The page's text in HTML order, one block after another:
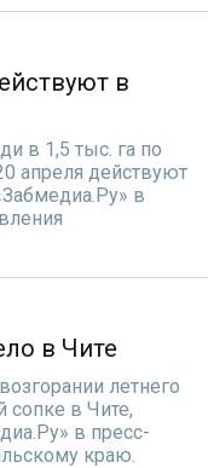
в
в 1,5 тыс. га по
апреля действуют
в
в Чите
летнего
сопке в Чите,
в пресс-
краю.